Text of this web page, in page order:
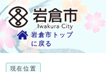
岩倉市トップ
に戻る
現在位置